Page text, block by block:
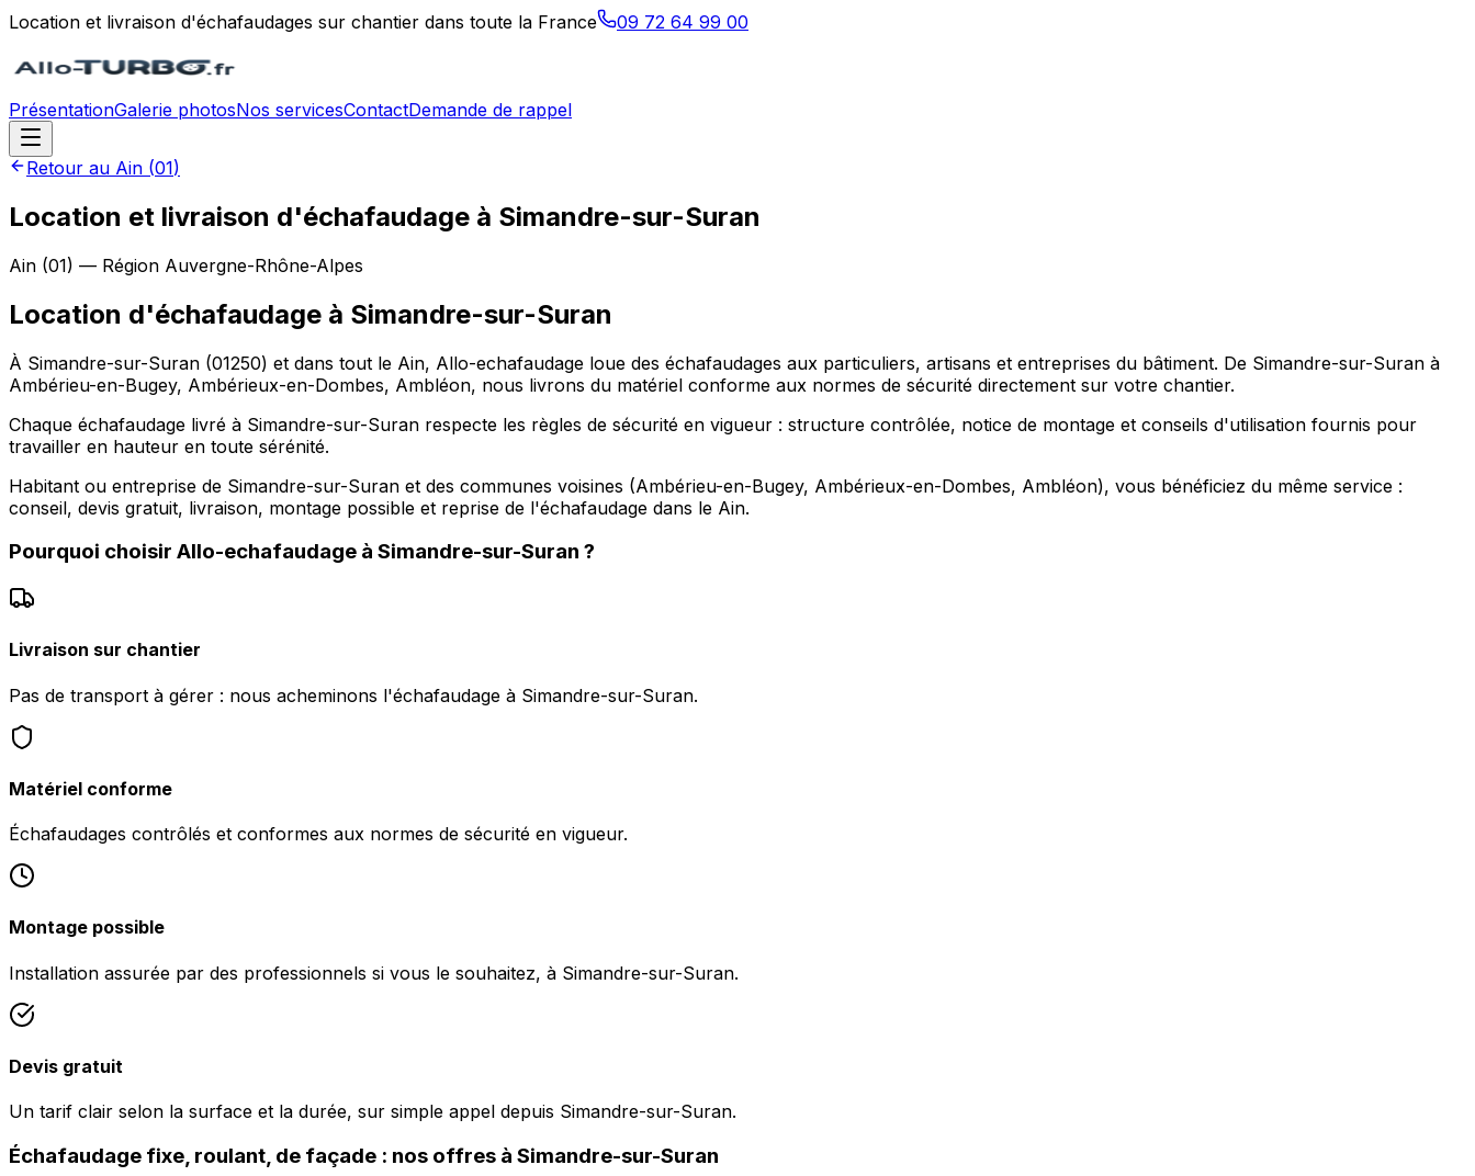
Location et livraison d'échafaudages sur chantier dans toute la France 09 72 64 99 00
PrésentationGalerie photosNos servicesContactDemande de rappel
Retour au Ain (01)
Location et livraison d'échafaudage à Simandre-sur-Suran
Ain (01) — Région Auvergne-Rhône-Alpes
Location d'échafaudage à Simandre-sur-Suran
À Simandre-sur-Suran (01250) et dans tout le Ain, Allo-echafaudage loue des échafaudages aux particuliers, artisans et entreprises du bâtiment. De Simandre-sur-Suran à
Ambérieu-en-Bugey, Ambérieux-en-Dombes, Ambléon, nous livrons du matériel conforme aux normes de sécurité directement sur votre chantier.
Chaque échafaudage livré à Simandre-sur-Suran respecte les règles de sécurité en vigueur : structure contrôlée, notice de montage et conseils d'utilisation fournis pour
travailler en hauteur en toute sérénité.
Habitant ou entreprise de Simandre-sur-Suran et des communes voisines (Ambérieu-en-Bugey, Ambérieux-en-Dombes, Ambléon), vous bénéficiez du même service :
conseil, devis gratuit, livraison, montage possible et reprise de l'échafaudage dans le Ain.
Pourquoi choisir Allo-echafaudage à Simandre-sur-Suran ?
Livraison sur chantier
Pas de transport à gérer : nous acheminons l'échafaudage à Simandre-sur-Suran.
Matériel conforme
Échafaudages contrôlés et conformes aux normes de sécurité en vigueur.
Montage possible
Installation assurée par des professionnels si vous le souhaitez, à Simandre-sur-Suran.
Devis gratuit
Un tarif clair selon la surface et la durée, sur simple appel depuis Simandre-sur-Suran.
Échafaudage fixe, roulant, de façade : nos offres à Simandre-sur-Suran